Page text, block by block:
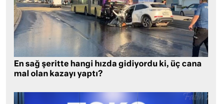
En sağ şeritte hangi hızda gidiyordu ki, üç cana
mal olan kazayı yaptı?